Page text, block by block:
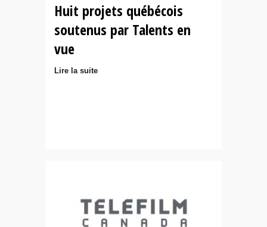
Huit projets québécois
soutenus par Talents en
vue
Lire la suite